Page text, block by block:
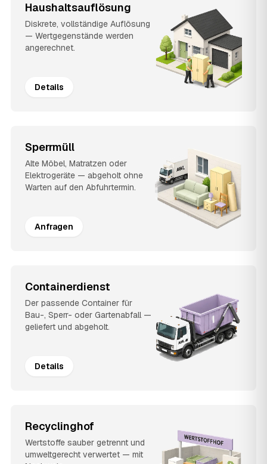
Haushaltsauflösung
Diskrete, vollständige Auflösung
— Wertgegenstände werden
angerechnet.
Details
Sperrmüll
Alte Möbel, Matratzen oder
Elektrogeräte — abgeholt ohne
Warten auf den Abfuhrtermin.
Anfragen
Containerdienst
Der passende Container für
Bau-, Sperr- oder Gartenabfall —
geliefert und abgeholt.
Details
Recyclinghof
Wertstoffe sauber getrennt und
umweltgerecht verwertet — mit